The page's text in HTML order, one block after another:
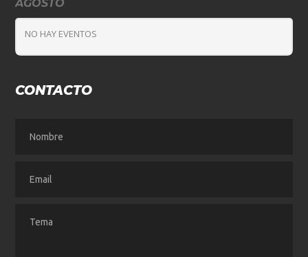
AGOSTO
NO HAY EVENTOS
CONTACTO